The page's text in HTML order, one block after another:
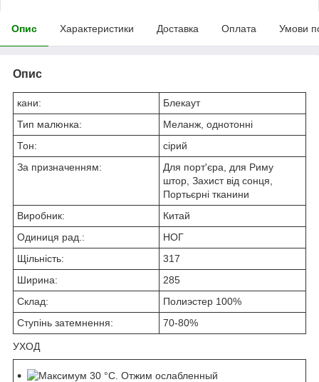
Опис Характеристики Доставка Оплата Умови
Опис
кани:
Блекаут
Тип малюнка:
Меланж, однотонні
Тон:
сірий
За призначенням:
Для порт'єра, для Риму
штор, Захист від сонця,
Портьєрні тканини
Виробник:
Китай
Одиниця рад.:
НОГ
Щільність:
317
Ширина:
285
Склад:
Полиэстер 100%
Ступінь затемнення:
70-80%
УХОД